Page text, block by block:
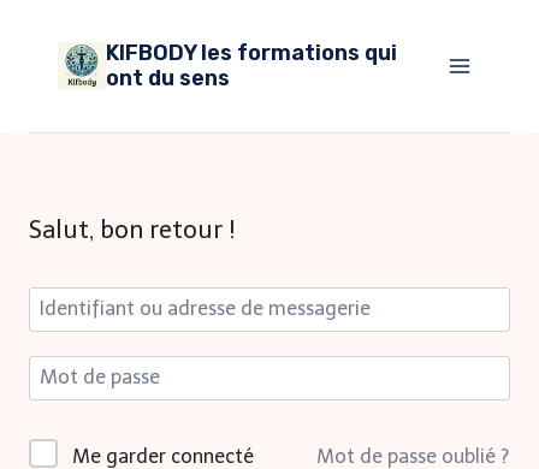
contenu
KIFBODY les formations qui
ont du sens
Salut, bon retour !
Me garder connecté Mot de passe oublié ?